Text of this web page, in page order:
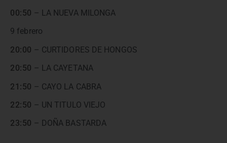
00:50 – LA NUEVA MILONGA
9 febrero
20:00 – CURTIDORES DE HONGOS
20:50 – LA CAYETANA
21:50 – CAYO LA CABRA
22:50 – UN TITULO VIEJO
23:50 – DOÑA BASTARDA